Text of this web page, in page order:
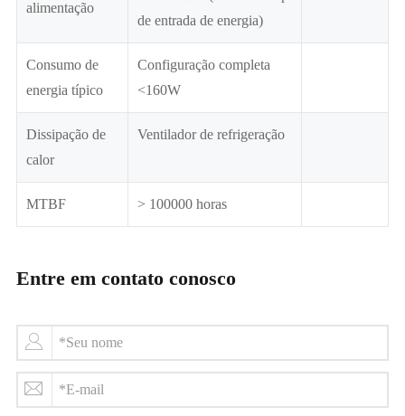
alimentação
de entrada de energia)
Consumo de
energia típico
Configuração completa
<160W
Dissipação de
calor
Ventilador de refrigeração
MTBF > 100000 horas
Entre em contato conosco